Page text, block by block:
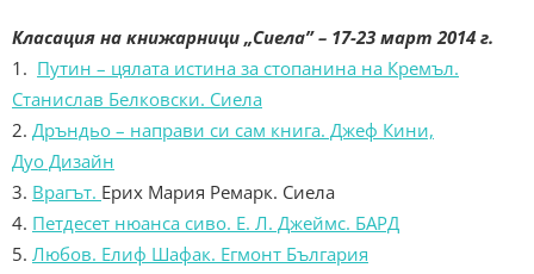
Класация на книжарници „Сиела”– 17-23 март2014 г.
1. Путин – цялата истина за стопанина на Кремъл.
Станислав Белковски. Сиела
2. Дръндьо – направи си сам книга. Джеф Кини,
Дуо Дизайн
3. Врагът. Eрих Мария Ремарк. Сиела
4. Петдесет нюанса сиво. Е. Л. Джеймс. БАРД
5. Любов. Елиф Шафак. Егмонт България